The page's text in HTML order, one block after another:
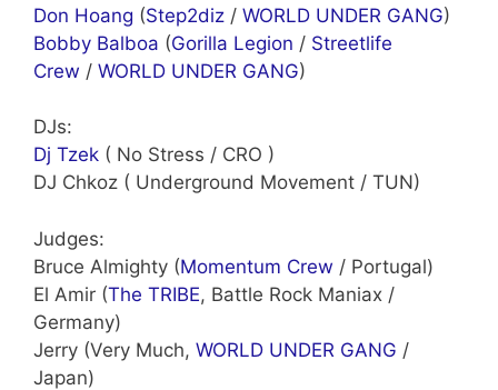
Don Hoang (Step2diz / WORLD UNDER GANG)
Bobby Balboa (Gorilla Legion / Streetlife
Crew / WORLD UNDER GANG)
DJs:
Dj Tzek ( No Stress / CRO )
DJ Chkoz ( Underground Movement / TUN)
Judges:
Bruce Almighty (Momentum Crew / Portugal)
El Amir (The TRIBE, Battle Rock Maniax /
Germany)
Jerry (Very Much, WORLD UNDER GANG /
Japan)